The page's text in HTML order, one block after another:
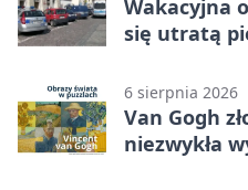
Wakacyjna
się utratą
6 sierpnia 2026
Van Gogh
niezwykła